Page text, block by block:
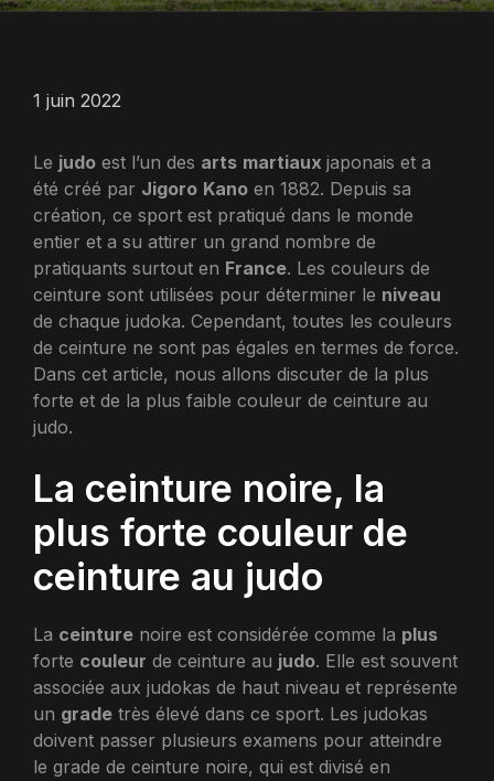
1 juin 2022
Le judo est l’un des arts martiaux japonais et a
été créé par Jigoro Kano en 1882. Depuis sa
création, ce sport est pratiqué dans le monde
entier et a su attirer un grand nombre de
pratiquants surtout en France. Les couleurs de
ceinture sont utilisées pour déterminer le niveau
de chaque judoka. Cependant, toutes les couleurs
de ceinture ne sont pas égales en termes de force.
Dans cet article, nous allons discuter de la plus
forte et de la plus faible couleur de ceinture au
judo.
La ceinture noire, la
plus forte couleur de
ceinture au judo
La ceinture noire est considérée comme la plus
forte couleur de ceinture au judo. Elle est souvent
associée aux judokas de haut niveau et représente
un grade très élevé dans ce sport. Les judokas
doivent passer plusieurs examens pour atteindre
le grade de ceinture noire, qui est divisé en